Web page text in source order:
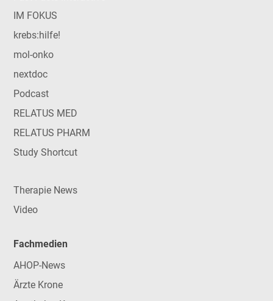
IM FOKUS
krebs:hilfe!
mol-onko
nextdoc
Podcast
RELATUS MED
RELATUS PHARM
Study Shortcut
Therapie News
Video
Fachmedien
AHOP-News
Ärzte Krone